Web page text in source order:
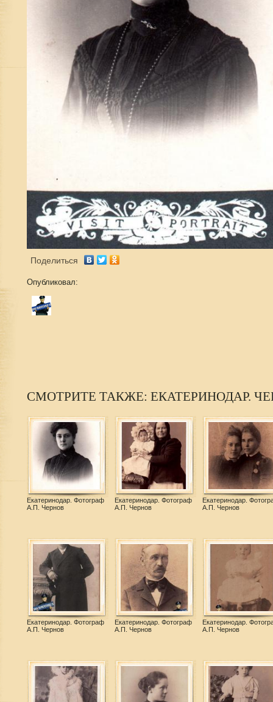
Поделиться
Опубликовал:
СМОТРИТЕ ТАКЖЕ: ЕКАТЕРИНОДАР.
Екатеринодар. Фотограф
А.П. Чернов
Екатеринодар. Фотограф
А.П. Чернов
Екатеринодар.
А.П. Чернов
Екатеринодар. Фотограф
А.П. Чернов
Екатеринодар. Фотограф
А.П. Чернов
Екатеринодар.
А.П. Чернов